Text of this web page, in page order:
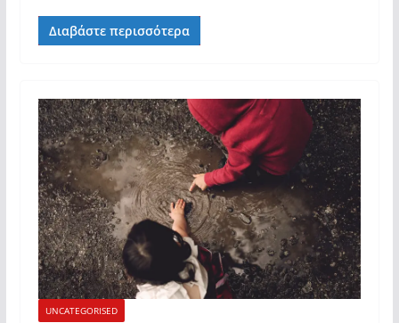
Διαβάστε περισσότερα
UNCATEGORISED